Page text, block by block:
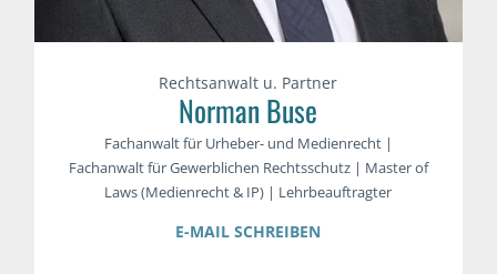
Rechtsanwalt u. Partner
Norman Buse
Fachanwalt für Urheber- und Medienrecht |
Fachanwalt für Gewerblichen Rechtsschutz | Master of
Laws (Medienrecht & IP) | Lehrbeauftragter
E-MAIL SCHREIBEN